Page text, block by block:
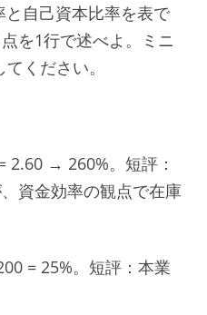
自己資本比率を表で
を1行で述べよ。ミニ
ください。
2.60 → 260%。短評：
資金効率の観点で在庫
= 25%。短評：本業